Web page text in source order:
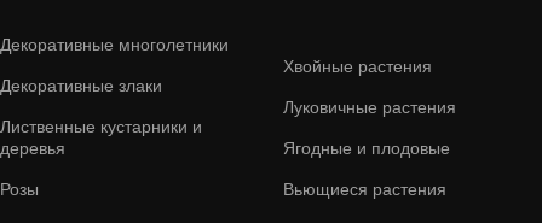
Декоративные многолетники
Декоративные злаки
Лиственные кустарники и
деревья
Розы
Хвойные растения
Луковичные растения
Ягодные и плодовые
Вьющиеся растения